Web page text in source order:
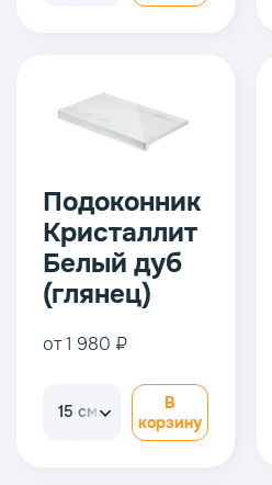
Подоконник
Кристаллит
Белый дуб
(глянец)
от 1 980 ₽
15 см.
В
корзину